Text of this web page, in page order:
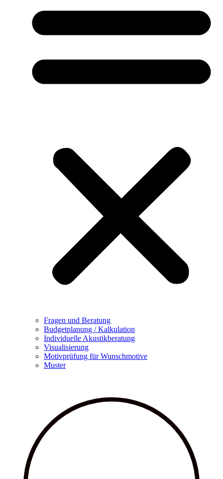
Fragen und Beratung
Budgetplanung / Kalkulation
Individuelle Akustikberatung
Visualisierung
Motivprüfung für Wunschmotive
Muster